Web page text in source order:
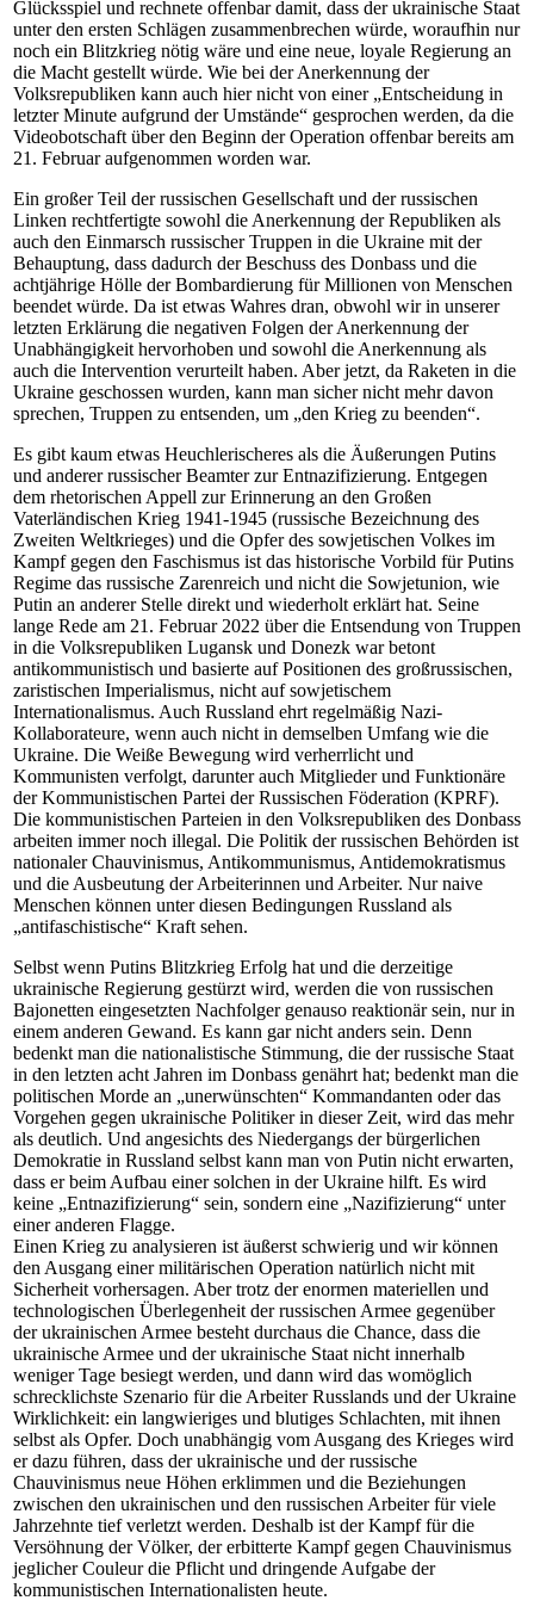
Glücksspiel und rechnete offenbar damit, dass der ukrainische Staat
unter den ersten Schlägen zusammenbrechen würde, woraufhin nur
noch ein Blitzkrieg nötig wäre und eine neue, loyale Regierung an
die Macht gestellt würde. Wie bei der Anerkennung der
Volksrepubliken kann auch hier nicht von einer „Entscheidung in
letzter Minute aufgrund der Umstände“ gesprochen werden, da die
Videobotschaft über den Beginn der Operation offenbar bereits am
21. Februar aufgenommen worden war.
Ein großer Teil der russischen Gesellschaft und der russischen
Linken rechtfertigte sowohl die Anerkennung der Republiken als
auch den Einmarsch russischer Truppen in die Ukraine mit der
Behauptung, dass dadurch der Beschuss des Donbass und die
achtjährige Hölle der Bombardierung für Millionen von Menschen
beendet würde. Da ist etwas Wahres dran, obwohl wir in unserer
letzten Erklärung die negativen Folgen der Anerkennung der
Unabhängigkeit hervorhoben und sowohl die Anerkennung als
auch die Intervention verurteilt haben. Aber jetzt, da Raketen in die
Ukraine geschossen wurden, kann man sicher nicht mehr davon
sprechen, Truppen zu entsenden, um „den Krieg zu beenden“.
Es gibt kaum etwas Heuchlerischeres als die Äußerungen Putins
und anderer russischer Beamter zur Entnazifizierung. Entgegen
dem rhetorischen Appell zur Erinnerung an den Großen
Vaterländischen Krieg 1941-1945 (russische Bezeichnung des
Zweiten Weltkrieges) und die Opfer des sowjetischen Volkes im
Kampf gegen den Faschismus ist das historische Vorbild für Putins
Regime das russische Zarenreich und nicht die Sowjetunion, wie
Putin an anderer Stelle direkt und wiederholt erklärt hat. Seine
lange Rede am 21. Februar 2022 über die Entsendung von Truppen
in die Volksrepubliken Lugansk und Donezk war betont
antikommunistisch und basierte auf Positionen des großrussischen,
zaristischen Imperialismus, nicht auf sowjetischem
Internationalismus. Auch Russland ehrt regelmäßig Nazi-
Kollaborateure, wenn auch nicht in demselben Umfang wie die
Ukraine. Die Weiße Bewegung wird verherrlicht und
Kommunisten verfolgt, darunter auch Mitglieder und Funktionäre
der Kommunistischen Partei der Russischen Föderation (KPRF).
Die kommunistischen Parteien in den Volksrepubliken des Donbass
arbeiten immer noch illegal. Die Politik der russischen Behörden ist
nationaler Chauvinismus, Antikommunismus, Antidemokratismus
und die Ausbeutung der Arbeiterinnen und Arbeiter. Nur naive
Menschen können unter diesen Bedingungen Russland als
„antifaschistische“ Kraft sehen.
Selbst wenn Putins Blitzkrieg Erfolg hat und die derzeitige
ukrainische Regierung gestürzt wird, werden die von russischen
Bajonetten eingesetzten Nachfolger genauso reaktionär sein, nur in
einem anderen Gewand. Es kann gar nicht anders sein. Denn
bedenkt man die nationalistische Stimmung, die der russische Staat
in den letzten acht Jahren im Donbass genährt hat; bedenkt man die
politischen Morde an „unerwünschten“ Kommandanten oder das
Vorgehen gegen ukrainische Politiker in dieser Zeit, wird das mehr
als deutlich. Und angesichts des Niedergangs der bürgerlichen
Demokratie in Russland selbst kann man von Putin nicht erwarten,
dass er beim Aufbau einer solchen in der Ukraine hilft. Es wird
keine „Entnazifizierung“ sein, sondern eine „Nazifizierung“ unter
einer anderen Flagge.
Einen Krieg zu analysieren ist äußerst schwierig und wir können
den Ausgang einer militärischen Operation natürlich nicht mit
Sicherheit vorhersagen. Aber trotz der enormen materiellen und
technologischen Überlegenheit der russischen Armee gegenüber
der ukrainischen Armee besteht durchaus die Chance, dass die
ukrainische Armee und der ukrainische Staat nicht innerhalb
weniger Tage besiegt werden, und dann wird das womöglich
schrecklichste Szenario für die Arbeiter Russlands und der Ukraine
Wirklichkeit: ein langwieriges und blutiges Schlachten, mit ihnen
selbst als Opfer. Doch unabhängig vom Ausgang des Krieges wird
er dazu führen, dass der ukrainische und der russische
Chauvinismus neue Höhen erklimmen und die Beziehungen
zwischen den ukrainischen und den russischen Arbeiter für viele
Jahrzehnte tief verletzt werden. Deshalb ist der Kampf für die
Versöhnung der Völker, der erbitterte Kampf gegen Chauvinismus
jeglicher Couleur die Pflicht und dringende Aufgabe der
kommunistischen Internationalisten heute.